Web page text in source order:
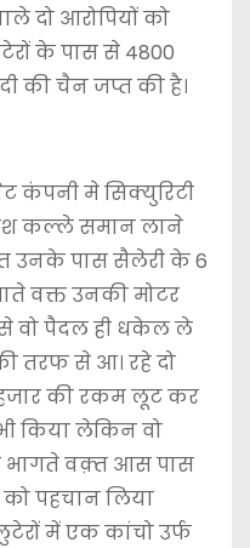
दो आरोपियों को
के पास से 4800
की चैन जप्त की है।
कंपनी मे सिक्युरिटी
कल्ले समान लाने
उनके पास सैलेरी के 6
वक्त उनकी मोटर
वो पैदल ही धकेल ले
तरफ से आ। रहे दो
की रकम लूट कर
किया लेकिन वो
भागते वक़्त आस पास
पहचान लिया
में एक कांचो उर्फ